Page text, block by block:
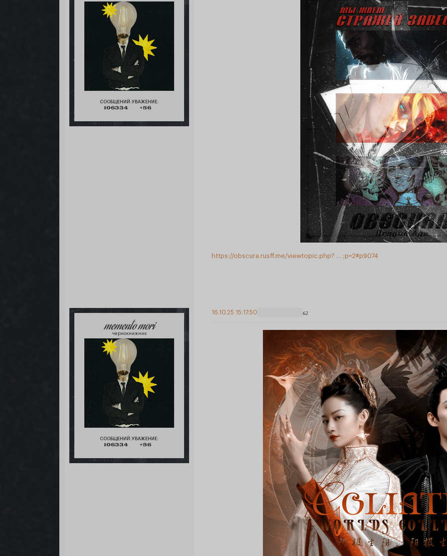
СООБЩЕНИЙ:
106334
УВАЖЕНИЕ:
+56
https://obscura.rusff.me/viewtopic.php? … ;p=2#p9074
memento mori
чернокнижник
СООБЩЕНИЙ:
106334
УВАЖЕНИЕ:
+56
62
16.10.25 15:17:50